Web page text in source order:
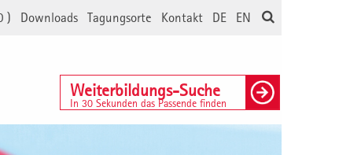
EN
DE
Kontakt
Tagungsorte
Downloads
)
Weiterbildungs-Suche
In 30 Sekunden das Passende finden